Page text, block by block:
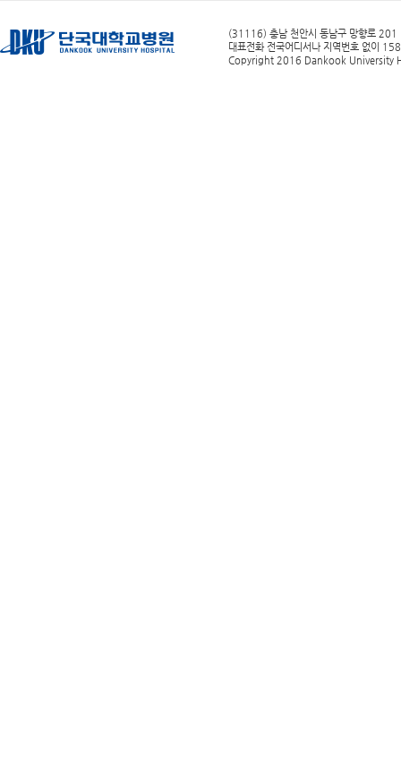
(31116) 충남 천안시 동남구 망향로 201
대표전화 전국어디서나 지역번호 없이
Copyright 2016 Dankook University